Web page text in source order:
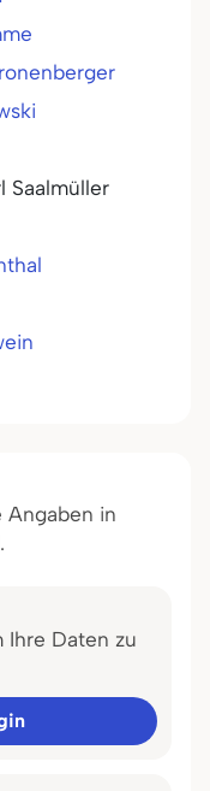
Saalmüller
Angaben in
Ihre Daten zu